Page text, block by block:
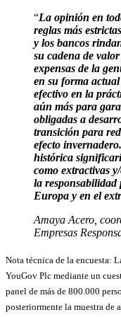
“La opinión en
reglas más
y los bancos
su cadena de
expensas de la
en su forma
efectivo en la
aún más para
obligadas a
transición para
efecto
histórica
como extractivas
la responsabilidad
Europa y en el
Amaya Acero,
Empresas
Nota técnica de la encuesta:
YouGov Plc mediante un
panel de más de 800.000
posteriormente la muestra de